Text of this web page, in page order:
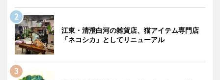
江東・清澄白河の雑貨店、猫アイテム専門店
「ネコシカ」としてリニューアル